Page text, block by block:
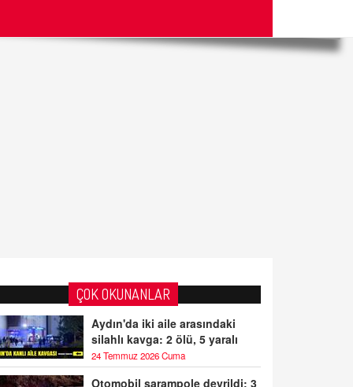
ÇOK OKUNANLAR
Aydın'da iki aile arasındaki
silahlı kavga: 2 ölü, 5 yaralı
24 Temmuz 2026 Cuma
Otomobil şarampole devrildi: 3